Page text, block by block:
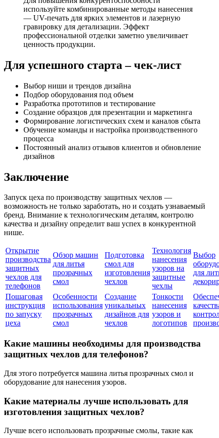
используйте комбинированные методы нанесения
— UV-печать для ярких элементов и лазерную
гравировку для детализации. Эффект
профессиональной отделки заметно увеличивает
ценность продукции.
Для успешного старта – чек-лист
Выбор ниши и трендов дизайна
Подбор оборудования под объем
Разработка прототипов и тестирование
Создание образцов для презентации и маркетинга
Формирование логистических схем и каналов сбыта
Обучение команды и настройка производственного
процесса
Постоянный анализ отзывов клиентов и обновление
дизайнов
Заключение
Запуск цеха по производству защитных чехлов —
возможность не только заработать, но и создать узнаваемый
бренд. Внимание к технологическим деталям, контролю
качества и дизайну определит ваш успех в конкурентной
нише.
Открытие
производства
защитных
чехлов для
телефонов
Обзор машин
для литья
прозрачных
смол
Подготовка
смол для
изготовления
чехлов
Технология
нанесения
узоров на
защитные
чехлы
Выбор
для
Пошаговая
инструкция
по запуску
цеха
Особенности
использования
прозрачных
смол
Создание
уникальных
дизайнов для
чехлов
Тонкости
нанесения
узоров и
логотипов
Какие машины необходимы для производства
защитных чехлов для телефонов?
Для этого потребуется машина литья прозрачных смол и
оборудование для нанесения узоров.
Какие материалы лучше использовать для
изготовления защитных чехлов?
Лучше всего использовать прозрачные смолы, такие как